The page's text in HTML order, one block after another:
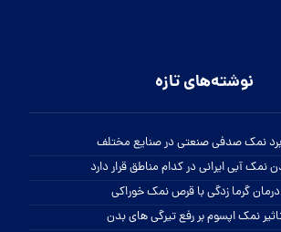
نوشته‌های تازه
نمک صدفی صنعتی در صنایع مختلف
نمک آبی ایرانی در کدام مناطق قرار دارد
درمان گرما زدگی با قرص نمک خوراکی
نمک اپسوم بر رفع تیرگی های بدن